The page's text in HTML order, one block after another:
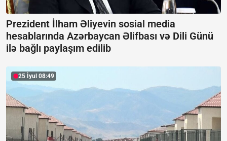
Prezident İlham Əliyevin sosial media
hesablarında Azərbaycan Əlifbası və Dili Günü
ilə bağlı paylaşım edilib
25 İyul 08:49